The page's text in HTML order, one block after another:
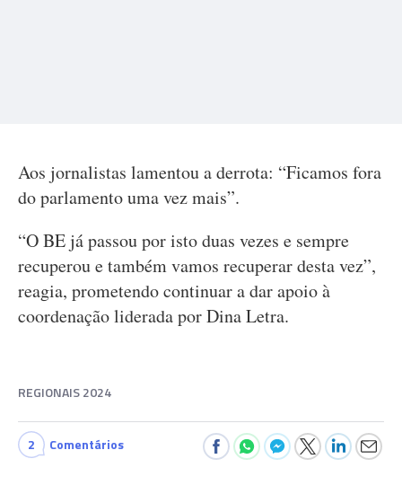
Aos jornalistas lamentou a derrota: “Ficamos fora
do parlamento uma vez mais”.
“O BE já passou por isto duas vezes e sempre
recuperou e também vamos recuperar desta vez”,
reagia, prometendo continuar a dar apoio à
coordenação liderada por Dina Letra.
REGIONAIS 2024
2 Comentários